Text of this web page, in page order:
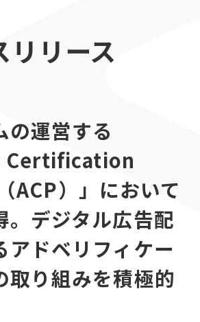
ョン領域
メント
イン
イティビティ
ョン
ース
リリース
の運営する
Certification
ACP）」において
。デジタル広告配
アドベリフィケー
取り組みを積極的